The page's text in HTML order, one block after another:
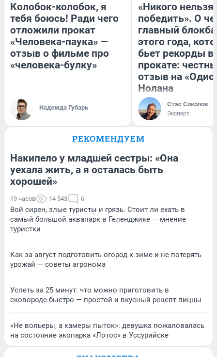
Колобок-колобок, я
тебя боюсь! Ради чего
отложили прокат
«Человека-паука» —
отзыв о фильме про
«человека-булку»
Надежда Губарь
«Никого нельзя
победить». О
главный
этого года,
бьет рекорды в
прокате:
отзыв на
Нолана
Стас Соколов
Эксперт
РЕКОМЕНДУЕМ
Накипело у младшей сестры: «Она
уехала жить, а я осталась быть
хорошей»
19 часов 14 543 6
Вой сирен, злые туристы и грязь. Стоит ли ехать в
самый большой аквапарк в Геленджике — мнение
туристки
Как за август подготовить огород к зиме и не потерять
урожай — советы агронома
Успеть за 25 минут: что можно приготовить в
сковороде быстро — простой и вкусный рецепт пиццы
«Не вольеры, а камеры пыток»: девушка пожаловалась
на состояние экопарка «Лотос» в Уссурийске